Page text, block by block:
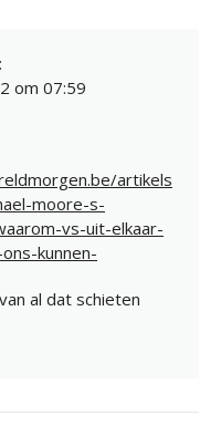
om 07:59
artikels
moore-s-
vs-uit-elkaar-
kunnen-
al dat schieten